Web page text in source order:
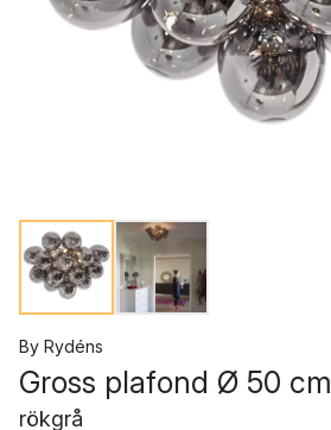
By Rydéns
Gross plafond Ø 50 cm
rökgrå